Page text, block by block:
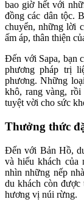
bao giờ hết với
đồng các dân tộc.
chuyển, những lời
ấm áp, thân thiện
Đến với Sapa, bạn
phương pháp trị
phương. Những
khô, rang vàng, rồi
tuyệt vời cho sức
Thưởng thức
Đến với Bản Hồ,
và hiếu khách của
nhìn những nếp
du khách còn được
hương vị núi rừng.